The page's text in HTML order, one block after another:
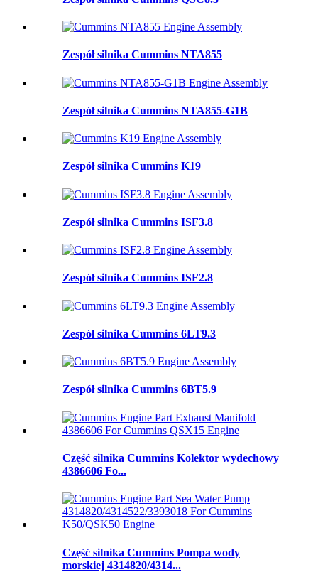
Zespół silnika Cummins NTA855
Zespół silnika Cummins NTA855-G1B
Zespół silnika Cummins K19
Zespół silnika Cummins ISF3.8
Zespół silnika Cummins ISF2.8
Zespół silnika Cummins 6LT9.3
Zespół silnika Cummins 6BT5.9
Część silnika Cummins Kolektor wydechowy
4386606 Fo...
Część silnika Cummins Pompa wody
morskiej 4314820/4314...